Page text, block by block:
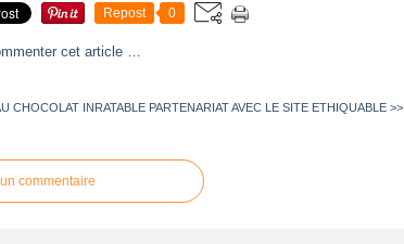
Repost 0
cet article …
CHOCOLAT INRATABLE PARTENARIAT AVEC LE SITE ETHIQUABLE >>
commentaire